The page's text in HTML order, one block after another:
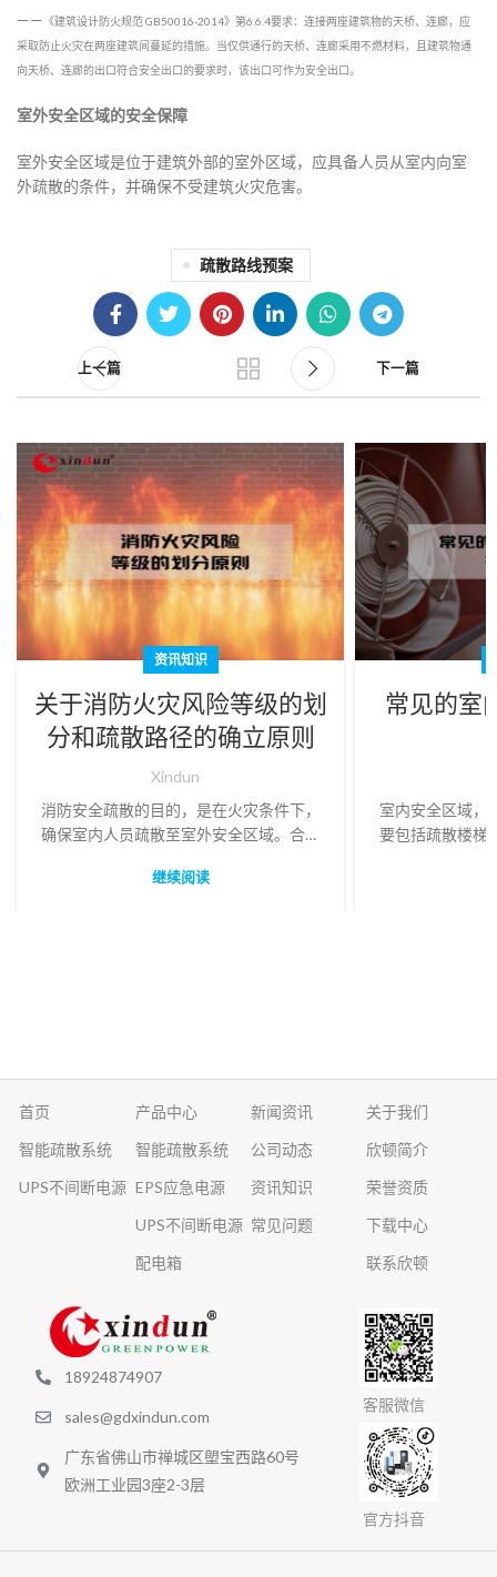
—— 《建筑设计防火规范 GB50016-2014》第6.6.4要求：连接两座建筑物的天桥、连廊，应
采取防止火灾在两座建筑间蔓延的措施。当仅供通行的天桥、连廊采用不燃材料，且建筑物通
向天桥、连廊的出口符合安全出口的要求时，该出口可作为安全出口。
室外安全区域的安全保障
室外安全区域是位于建筑外部的室外区域，应具备人员从室内向室
外疏散的条件，并确保不受建筑火灾危害。
疏散路线预案
上一篇 下一篇
资讯知识
关于消防火灾风险等级的划
分和疏散路径的确立原则
Xindun
消防安全疏散的目的，是在火灾条件下，
确保室内人员疏散至室外安全区域。合理
消防安全疏散设计的基础。合理划分室内
继续阅读
8月
常见的室
室内安全区域，
要包括疏散楼梯
首页
智能疏散系统
UPS不间断电源
产品中心
智能疏散系统
EPS应急电源
UPS不间断电源
配电箱
新闻资讯
公司动态
资讯知识
常见问题
关于我们
欣顿简介
荣誉资质
下载中心
联系欣顿
18924874907
sales@gdxindun.com
广东省佛山市禅城区塱宝西路60号
欧洲工业园3座2-3层
客服微信
官方抖音